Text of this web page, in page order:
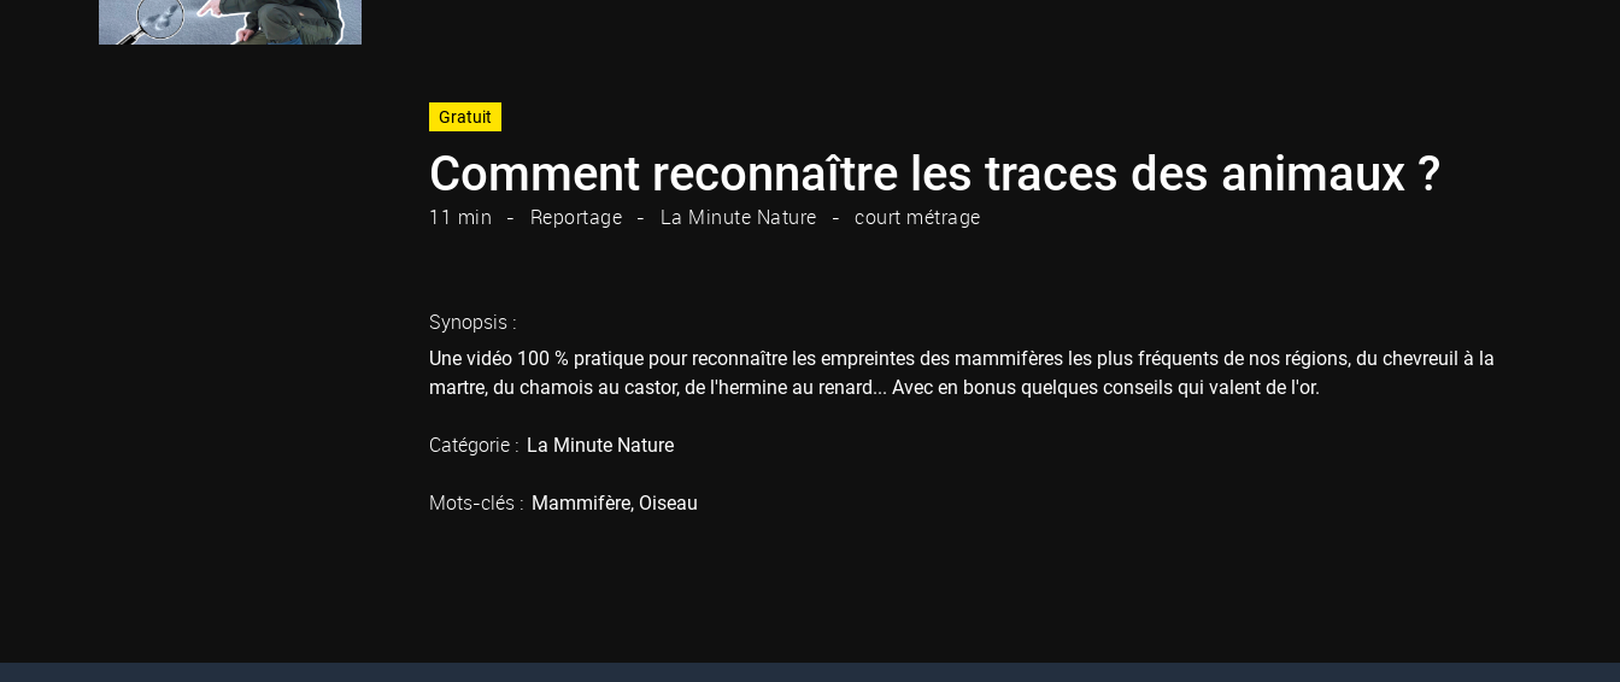
Gratuit
Comment reconnaître les traces des animaux ?
11 min Reportage La Minute Nature court métrage
Synopsis :
Une vidéo 100 % pratique pour reconnaître les empreintes des mammifères les plus fréquents de nos régions, du chevreuil à la
martre, du chamois au castor, de l'hermine au renard... Avec en bonus quelques conseils qui valent de l'or.
Catégorie : La Minute Nature
Mots-clés : Mammifère Oiseau